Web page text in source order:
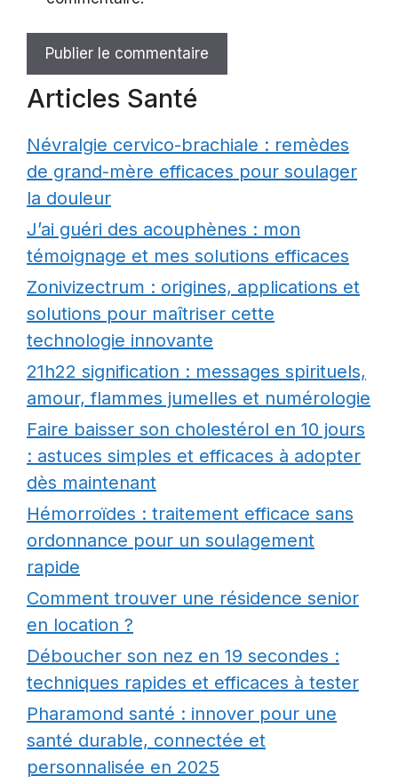
Articles Santé
Névralgie cervico-brachiale : remèdes
de grand-mère efficaces pour soulager
la douleur
J’ai guéri des acouphènes : mon
témoignage et mes solutions efficaces
Zonivizectrum : origines, applications et
solutions pour maîtriser cette
technologie innovante
21h22 signification : messages spirituels,
amour, flammes jumelles et numérologie
Faire baisser son cholestérol en 10 jours
: astuces simples et efficaces à adopter
dès maintenant
Hémorroïdes : traitement efficace sans
ordonnance pour un soulagement
rapide
Comment trouver une résidence senior
en location ?
Déboucher son nez en 19 secondes :
techniques rapides et efficaces à tester
Pharamond santé : innover pour une
santé durable, connectée et
personnalisée en 2025